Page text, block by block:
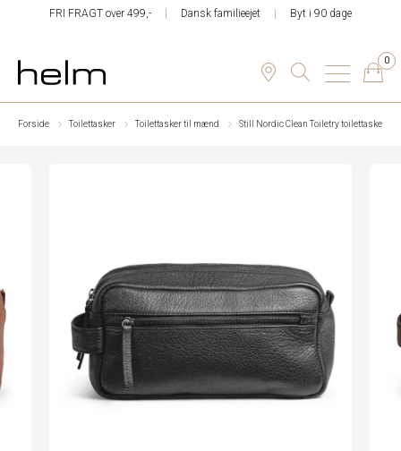
FRI FRAGT over 499,- Dansk familieejet Byt i 90 dage
0
Forside Toilettasker Toilettasker til mænd Still Nordic Clean Toiletry toilettaske